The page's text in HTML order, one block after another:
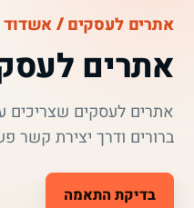
אתרים לעסקים / אשדוד
אתרים
אתרים לעסקים שצריכים
ברורים ודרך יצירת קשר
בדיקת התאמה